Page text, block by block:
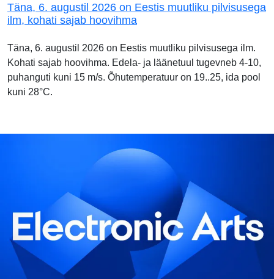
Täna, 6. augustil 2026 on Eestis muutliku pilvisusega
ilm, kohati sajab hoovihma
Täna, 6. augustil 2026 on Eestis muutliku pilvisusega ilm.
Kohati sajab hoovihma. Edela- ja läänetuul tugevneb 4-10,
puhanguti kuni 15 m/s. Õhutemperatuur on 19..25, ida pool
kuni 28°C.